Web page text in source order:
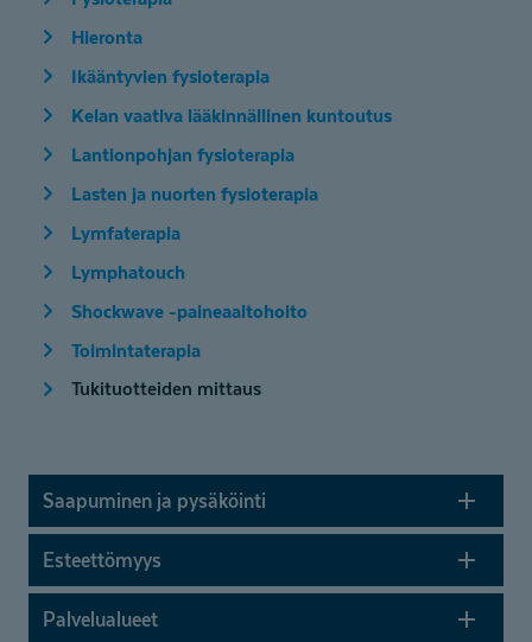
Hieronta
Ikääntyvien fysioterapia
Kelan vaativa lääkinnällinen kuntoutus
Lantionpohjan fysioterapia
Lasten ja nuorten fysioterapia
Lymfaterapia
Lymphatouch
Shockwave -paineaaltohoito
Toimintaterapia
Tukituotteiden mittaus
Saapuminen ja pysäköinti
Esteettömyys
Palvelualueet